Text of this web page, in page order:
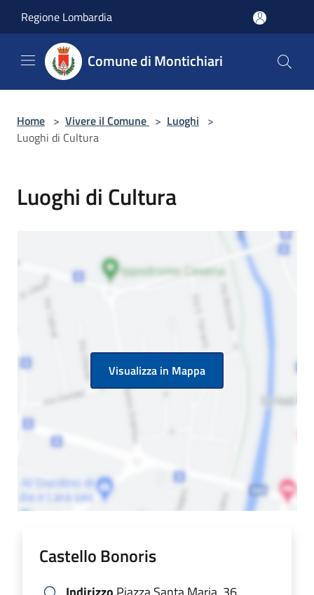
Regione Lombardia
Comune di Montichiari
Home > Vivere il Comune > Luoghi >
Luoghi di Cultura
Luoghi di Cultura
Visualizza in Mappa
Castello Bonoris